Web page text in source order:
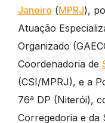
Janeiro (MPRJ),
Atuação
Organizado
Coordenadoria de
(CSI/MPRJ), e a
76ª DP (Niterói),
Corregedoria e da